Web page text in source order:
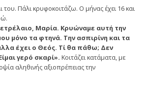
του. Πάλι κρυφοκοιτάζω. Ο μήνας έχει 16 και
Μαρία. Κρυώναμε αυτή την
μόνο τα φτηνά. Την ασπιρίνη και τα
έχει ο Θεός. Τί θα πάθω; Δεν
γερό σκαρί». Κοιτάζει κατάματα, με
αληθινής αξιοπρέπειας την